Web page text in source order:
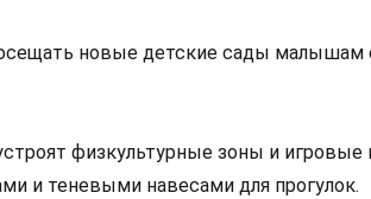
новые детские сады малышам
физкультурные зоны и игровые
и теневыми навесами для прогулок.